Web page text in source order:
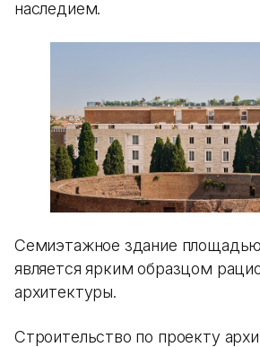
наследием.
Семиэтажное здание
является ярким образцом
архитектуры.
Строительство по проекту